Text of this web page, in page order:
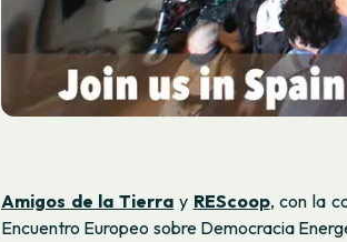
Amigos de la Tierra y REScoop, con la
Encuentro Europeo sobre Democracia